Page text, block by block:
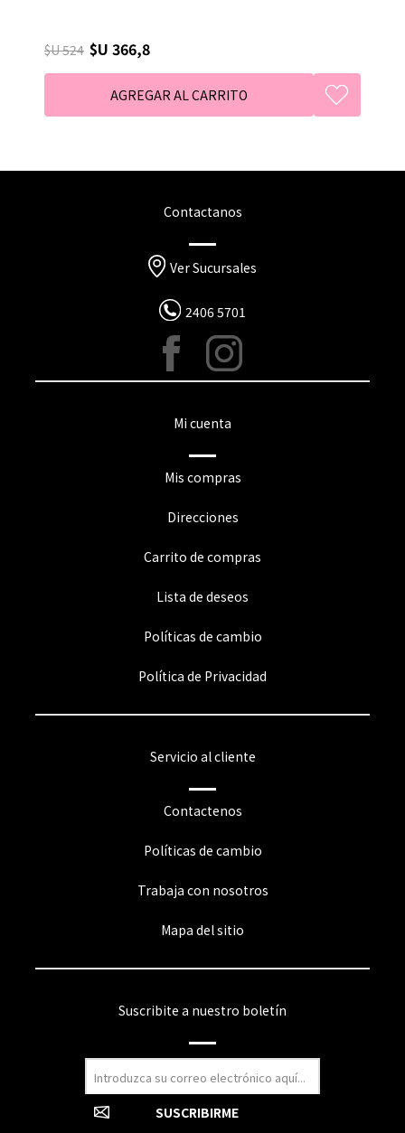
$U 524 $U 366,8
Contactanos
Ver Sucursales
2406 5701
Mi cuenta
Mis compras
Direcciones
Carrito de compras
Lista de deseos
Políticas de cambio
Política de Privacidad
Servicio al cliente
Contactenos
Políticas de cambio
Trabaja con nosotros
Mapa del sitio
Suscribite a nuestro boletín